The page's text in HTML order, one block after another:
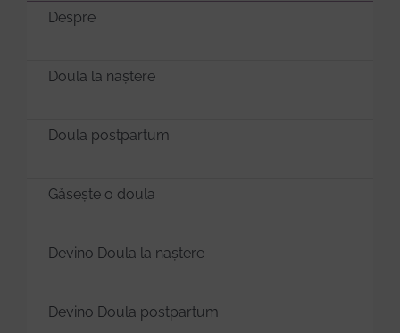
Despre
Doula la naștere
Doula postpartum
Găsește o doula
Devino Doula la naștere
Devino Doula postpartum